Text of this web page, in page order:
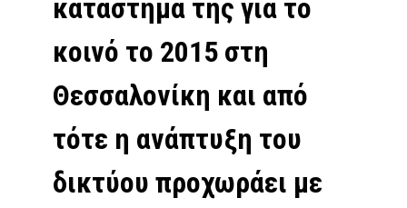
κατάστημα της για το
κοινό το 2015 στη
Θεσσαλονίκη και από
τότε η ανάπτυξη του
δικτύου προχωράει με